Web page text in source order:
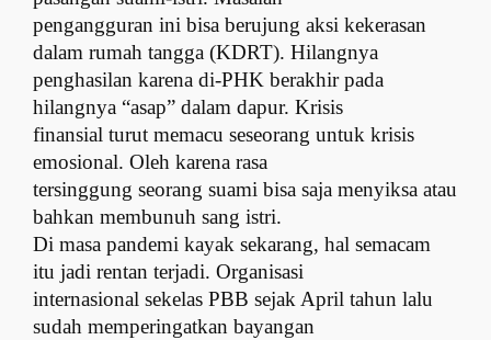
pengangguran ini bisa berujung aksi kekerasan
dalam rumah tangga (KDRT). Hilangnya
penghasilan karena di-PHK berakhir pada
hilangnya “asap” dalam dapur. Krisis
finansial turut memacu seseorang untuk krisis
emosional. Oleh karena rasa
tersinggung seorang suami bisa saja menyiksa atau
bahkan membunuh sang istri.
Di masa pandemi kayak sekarang, hal semacam
itu jadi rentan terjadi. Organisasi
internasional sekelas PBB sejak April tahun lalu
sudah memperingatkan bayangan